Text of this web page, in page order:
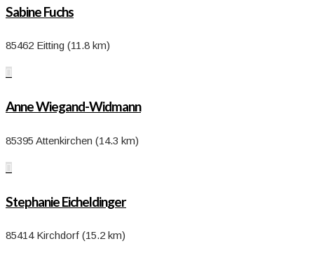
Sabine Fuchs
85462 Eitting (11.8 km)

Anne Wiegand-Widmann
85395 Attenkirchen (14.3 km)

Stephanie Eicheldinger
85414 Kirchdorf (15.2 km)